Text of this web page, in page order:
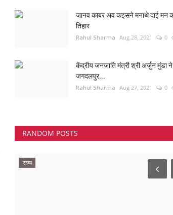
जानव काबर अव कइसने मनाथे दाई मन
तिहार
Rahul Sharma Aug 28, 2021 0
केंद्रीय जनजाति मंत्री श्री अर्जुन मुंडा ने
जगदलपुर...
Rahul Sharma Aug 27, 2021 0
RANDOM POSTS
राज्य